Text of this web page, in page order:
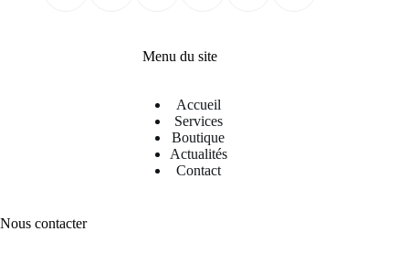
Menu du site
Accueil
Services
Boutique
Actualités
Contact
Nous contacter